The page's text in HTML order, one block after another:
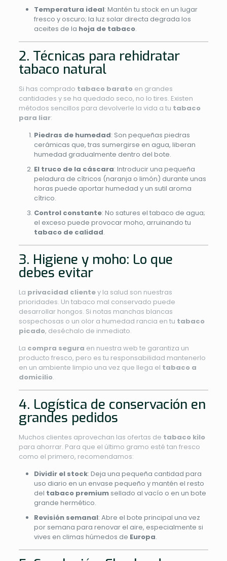
Temperatura ideal: Mantén tu stock en un lugar
fresco y oscuro; la luz solar directa degrada los
aceites de la hoja de tabaco.
2. Técnicas para rehidratar
tabaco natural
Si has comprado tabaco barato en grandes
cantidades y se ha quedado seco, no lo tires. Existen
métodos sencillos para devolverle la vida a tu tabaco
para liar:
Piedras de humedad: Son pequeñas piedras
cerámicas que, tras sumergirse en agua, liberan
humedad gradualmente dentro del bote.
El truco de la cáscara: Introducir una pequeña
peladura de cítricos (naranja o limón) durante unas
horas puede aportar humedad y un sutil aroma
cítrico.
Control constante: No satures el tabaco de agua;
el exceso puede provocar moho, arruinando tu
tabaco de calidad.
3. Higiene y moho: Lo que
debes evitar
La privacidad clientey la salud son nuestras
prioridades. Un tabaco mal conservado puede
desarrollar hongos. Si notas manchas blancas
sospechosas o un olor a humedad rancia en tu tabaco
picado, deséchalo de inmediato.
La compra segura en nuestra web te garantiza un
producto fresco, pero es tu responsabilidad mantenerlo
en un ambiente limpio una vez que llega el tabaco a
domicilio.
4. Logística de conservación en
grandes pedidos
Muchos clientes aprovechan las ofertas de tabaco kilo
para ahorrar. Para que el último gramo esté tan fresco
como el primero, recomendamos:
Dividir el stock: Deja una pequeña cantidad para
uso diario en un envase pequeño y mantén el resto
del tabaco premiumsellado al vacío o en un bote
grande hermético.
Revisión semanal: Abre el bote principal una vez
por semana para renovar el aire, especialmente si
vives en climas húmedos de Europa.